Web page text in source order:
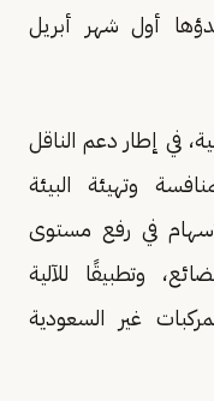
أول شهر أبريل
في إطار دعم الناقل
وتهيئة البيئة
في رفع مستوى
وتطبيقًا للآلية
غير السعودية